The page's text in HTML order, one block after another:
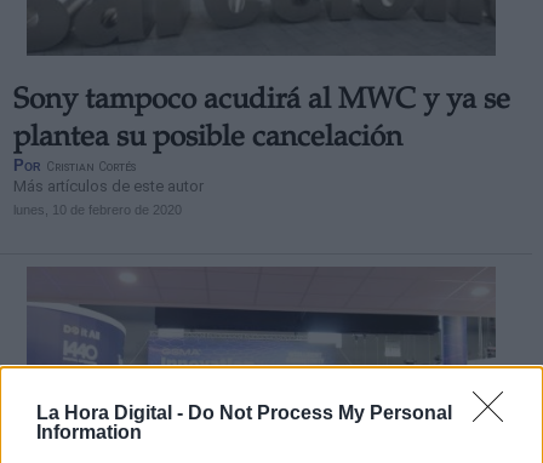
La Hora Digital - Do Not Process My Personal
Information
Sony tampoco acudirá al MWC y ya se
plantea su posible cancelación
Por Cristian Cortés
Más artículos de este autor
lunes, 10 de febrero de 2020
Derechos: